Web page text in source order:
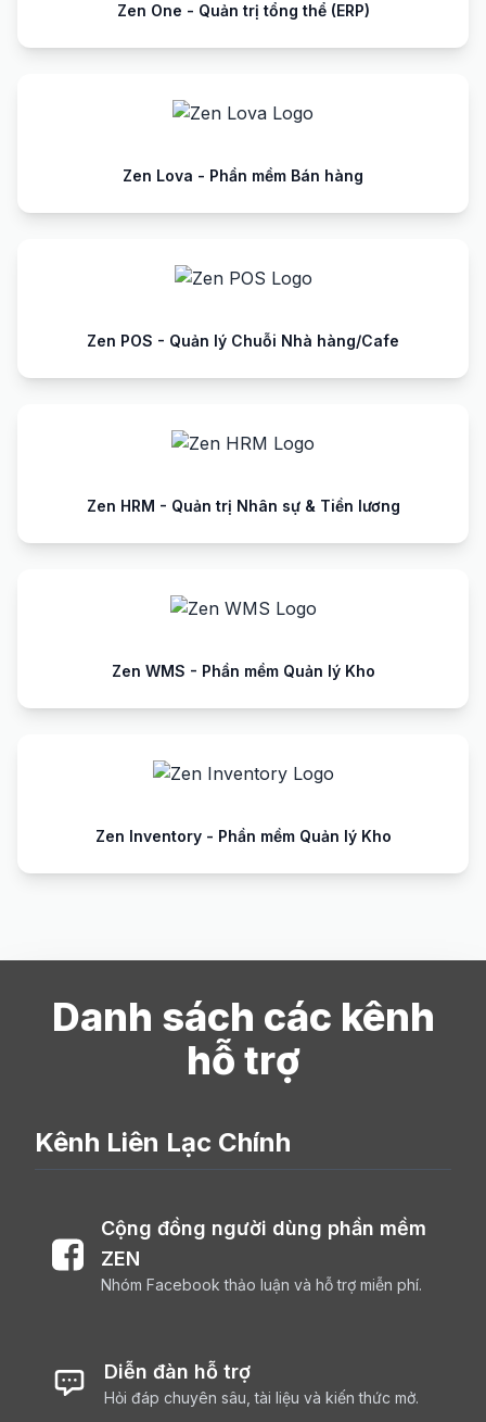
Zen One - Quản trị tổng thể (ERP)
Zen Lova - Phần mềm Bán hàng
Zen POS - Quản lý Chuỗi Nhà hàng/Cafe
Zen HRM - Quản trị Nhân sự & Tiền lương
Zen WMS - Phần mềm Quản lý Kho
Zen Inventory - Phần mềm Quản lý Kho
Danh sách các kênh
hỗ trợ
Kênh Liên Lạc Chính
Cộng đồng người dùng phần mềm
ZEN
Nhóm Facebook thảo luận và hỗ trợ miễn phí.
Diễn đàn hỗ trợ
Hỏi đáp chuyên sâu, tài liệu và kiến thức mở.